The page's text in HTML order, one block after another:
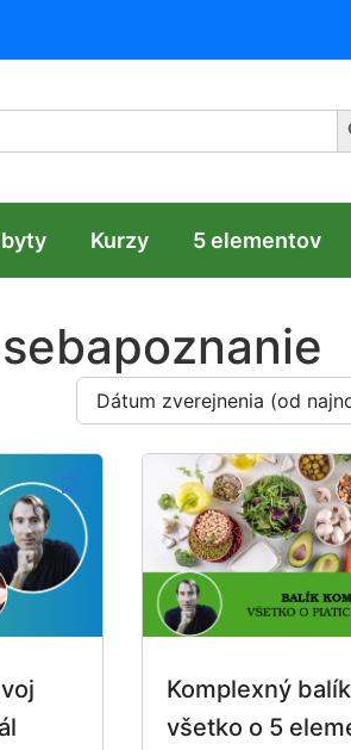
Kurzy 5 elementov
Dátum zverejnenia (od
Komplexný
všetko o 5